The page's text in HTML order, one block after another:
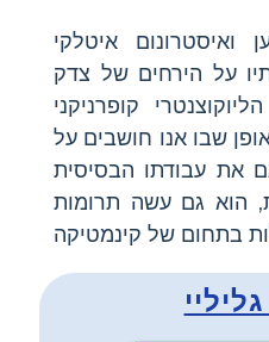
ואיסטרונום איטלקי
על הירחים של צדק
קופרניקני
שבו אנו חושבים על
את עבודתו הבסיסית
הוא גם עשה תרומות